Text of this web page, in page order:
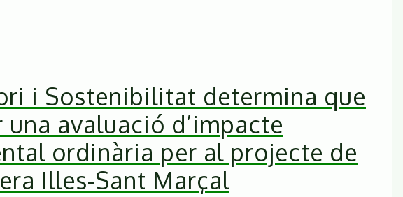
i Sostenibilitat determina que
una avaluació d’impacte
ordinària per al projecte de
Illes-Sant Marçal